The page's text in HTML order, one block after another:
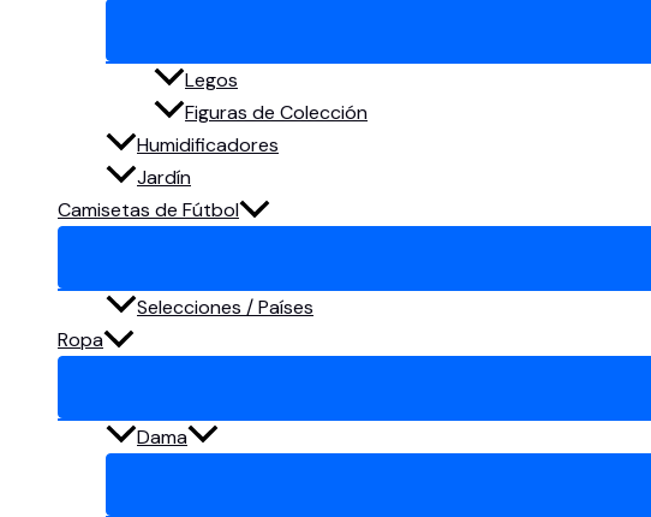
Legos
Figuras de Colección
Humidificadores
Jardín
Camisetas de Fútbol
Selecciones / Países
Ropa
Dama